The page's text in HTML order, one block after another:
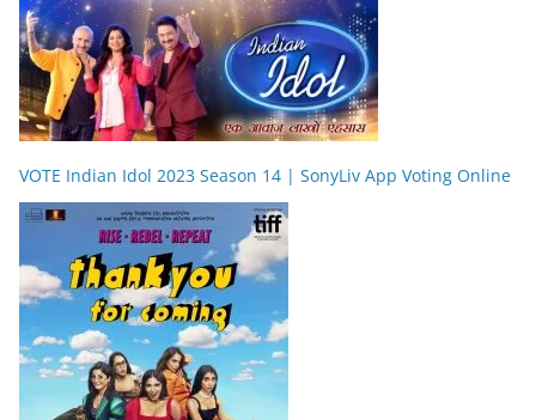
VOTE Indian Idol 2023 Season 14 | SonyLiv App Voting Online